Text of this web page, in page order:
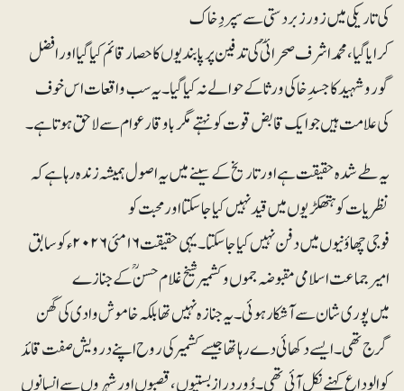
کی تاریکی میں زور زبردستی سے سپردِ خاک
کرایا گیا، محمداشرف صحرائیؒ کی تدفین پر پابندیوں کا حصار قائم کیا گیا اور افضل
گورو شہید کا جسدِ خاکی ورثا کے حوالے نہ کیا گیا۔ یہ سب واقعات اس خوف
کی علامت ہیں جو ایک قابض قوت کو نہتے مگر باوقار عوام سے لاحق ہوتا ہے۔
یہ طے شدہ حقیقت ہے اور تاریخ کے سینے میں یہ اصول ہمیشہ زندہ رہا ہے کہ
نظریات کو ہتھکڑیوں میں قید نہیں کیا جاسکتا اور محبت کو
فوجی چھاؤنیوں میں دفن نہیں کیا جاسکتا۔ یہی حقیقت ۱۶مئی ۲۰۲۶ء کو سابق
امیر جماعت اسلامی مقبوضہ جموں وکشمیر شیخ غلام حسنؒ کے جنازے
میں پوری شان سے آشکار ہوئی۔ یہ جنازہ نہیں تھا بلکہ خاموش وادی کی گھن
گرج تھی۔ ایسے دکھائی دے رہا تھا جیسے کشمیر کی روح اپنے درویش صفت قائد
کو الوداع کہنے نکل آئی تھی۔ دُور دراز بستیوں، قصبوں اور شہروں سے انسانوں